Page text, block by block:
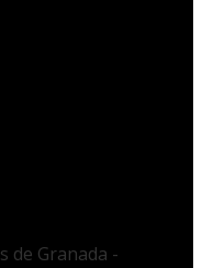
de Granada -